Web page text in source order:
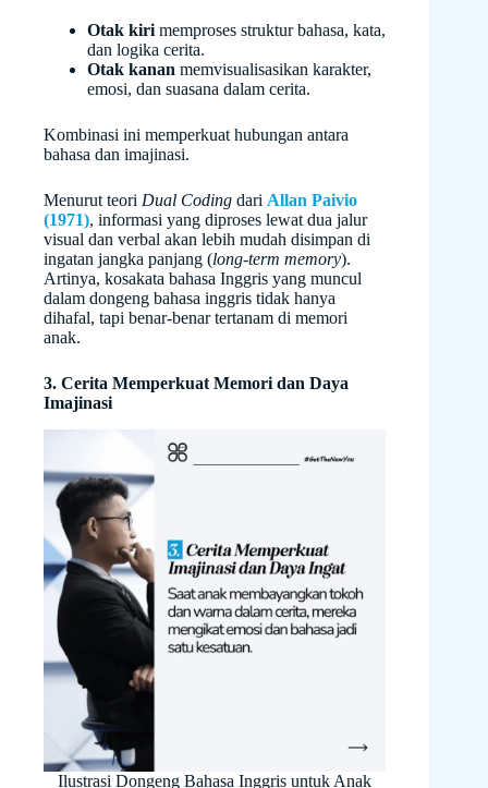
Otak kiri memproses struktur bahasa, kata,
dan logika cerita.
Otak kanan memvisualisasikan karakter,
emosi, dan suasana dalam cerita.
Kombinasi ini memperkuat hubungan antara
bahasa dan imajinasi.
Menurut teori Dual Coding dari Allan Paivio
(1971), informasi yang diproses lewat dua jalur
visual dan verbal akan lebih mudah disimpan di
ingatan jangka panjang (long-term memory).
Artinya, kosakata bahasa Inggris yang muncul
dalam dongeng bahasa inggris tidak hanya
dihafal, tapi benar-benar tertanam di memori
anak.
3. Cerita Memperkuat Memori dan Daya
Imajinasi
Ilustrasi Dongeng Bahasa Inggris untuk Anak